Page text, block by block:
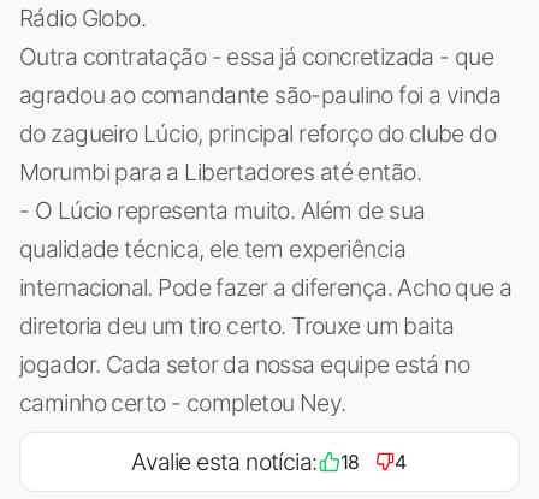
Rádio Globo.
Outra contratação - essa já concretizada - que
agradou ao comandante são-paulino foi a vinda
do zagueiro Lúcio, principal reforço do clube do
Morumbi para a Libertadores até então.
- O Lúcio representa muito. Além de sua
qualidade técnica, ele tem experiência
internacional. Pode fazer a diferença. Acho que a
diretoria deu um tiro certo. Trouxe um baita
jogador. Cada setor da nossa equipe está no
caminho certo - completou Ney.
Avalie esta notícia: 18 4